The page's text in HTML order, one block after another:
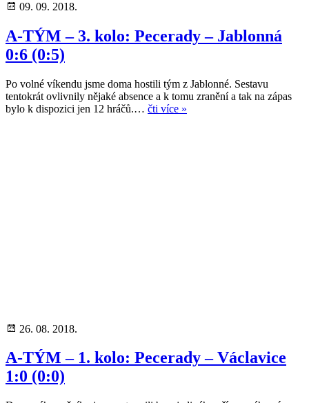
09. 09. 2018.
A-TÝM – 3. kolo: Pecerady – Jablonná
0:6 (0:5)
Po volné víkendu jsme doma hostili tým z Jablonné. Sestavu
tentokrát ovlivnily nějaké absence a k tomu zranění a tak na zápas
bylo k dispozici jen 12 hráčů.… čti více »
26. 08. 2018.
A-TÝM – 1. kolo: Pecerady – Václavice
1:0 (0:0)